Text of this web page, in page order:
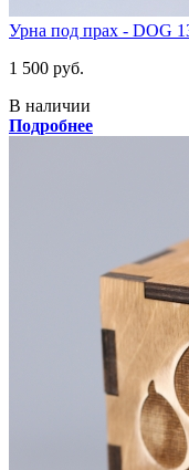
Урна под прах - DOG
1 500 руб.
В наличии
Подробнее